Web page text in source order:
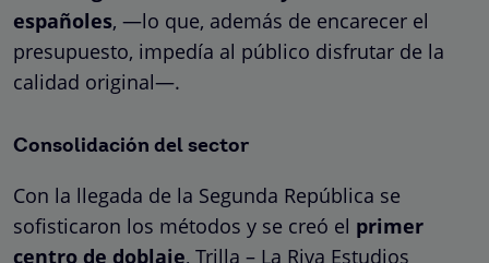
españoles, —lo que, además de encarecer el
presupuesto, impedía al público disfrutar de la
calidad original—.
Consolidación del sector
Con la llegada de la Segunda República se
sofisticaron los métodos y se creó el primer
centro de doblaje, Trilla – La Riva Estudios